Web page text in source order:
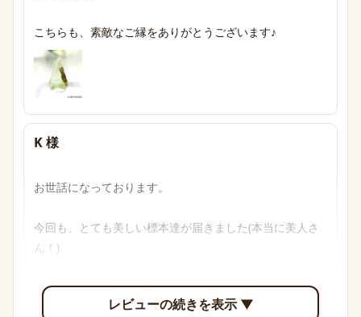
こちらも、素敵なご縁をありがとうございます♪
K 様
お世話になっております。
今回も、とても美しい標本達が届きました(本当に美人さ
ん！)
透明感のあるブルーからパープル、多色性がはっきり確認
できて眺めていて楽しいです。
レビューの続きを表示 ▼